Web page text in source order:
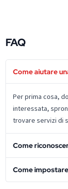
FAQ
Come aiutare
Per prima cosa,
interessata,
trovare servizi di
Come
Come